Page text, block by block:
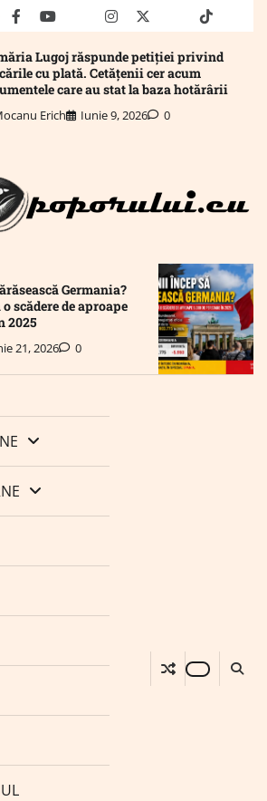
facebookyoutubeMailinstagram
twitter truthtiktok
Lugoj răspunde petiției privind
cu plată. Cetățenii cer acum
care au stat la baza hotărârii
Erich Iunie 9, 2026 0
Germania?
scădere de aproape
2025
21, 2026 0